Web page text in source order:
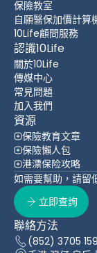
保險教室
自願醫保加價計算
10Life顧問服務
認識10Life
關於10Life
傳媒中心
常見問題
加入我們
資源
保險教育文章
保險懶人包
港漂保险攻略
如需要幫助，請留
立即查詢
聯絡方法
(852) 3705